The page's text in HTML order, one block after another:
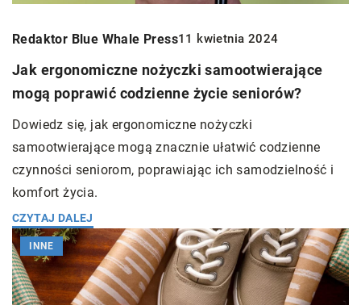
Redaktor Blue Whale Press11 kwietnia 2024
Jak ergonomiczne nożyczki samootwierające
mogą poprawić codzienne życie seniorów?
Dowiedz się, jak ergonomiczne nożyczki
samootwierające mogą znacznie ułatwić codzienne
czynności seniorom, poprawiając ich samodzielność i
komfort życia.
CZYTAJ DALEJ
INNE